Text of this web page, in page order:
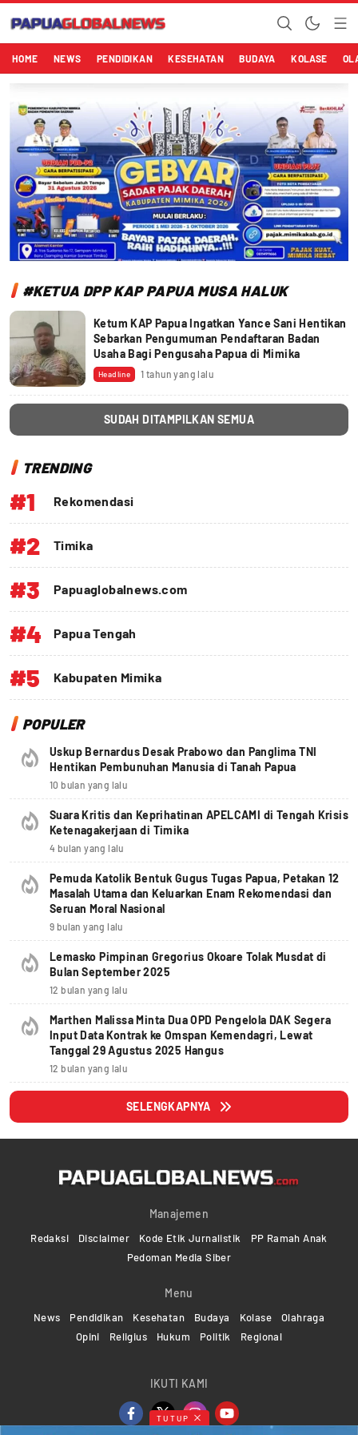
Papuaglobalnews.com
Menulis Fakta dengan Hati Bening
HOME NEWS PENDIDIKAN KESEHATAN BUDAYA KOLASE
#KETUA DPP KAP PAPUA MUSA HALUK
Ketum KAP Papua Ingatkan Yance Sani Hentikan
Sebarkan Pengumuman Pendaftaran Badan
Usaha Bagi Pengusaha Papua di Mimika
Headline 1 tahun yang lalu
SUDAH DITAMPILKAN SEMUA
TRENDING
#1 Rekomendasi
#2 Timika
#3 Papuaglobalnews.com
#4 Papua Tengah
#5 Kabupaten Mimika
POPULER
Uskup Bernardus Desak Prabowo dan Panglima TNI
Hentikan Pembunuhan Manusia di Tanah Papua
10 bulan yang lalu
Suara Kritis dan Keprihatinan APELCAMI di Tengah Krisis
Ketenagakerjaan di Timika
4 bulan yang lalu
Pemuda Katolik Bentuk Gugus Tugas Papua, Petakan 12
Masalah Utama dan Keluarkan Enam Rekomendasi dan
Seruan Moral Nasional
9 bulan yang lalu
Lemasko Pimpinan Gregorius Okoare Tolak Musdat di
Bulan September 2025
12 bulan yang lalu
Marthen Malissa Minta Dua OPD Pengelola DAK Segera
Input Data Kontrak ke Omspan Kemendagri, Lewat
Tanggal 29 Agustus 2025 Hangus
12 bulan yang lalu
SELENGKAPNYA
Manajemen
Redaksi Disclaimer Kode Etik Jurnalistik
PP Ramah Anak
Pedoman Media Siber
Menu
News Pendidikan Kesehatan Budaya Kolase
Olahraga
Opini
Religius Hukum Politik Regional
IKUTI KAMI
TUTUP